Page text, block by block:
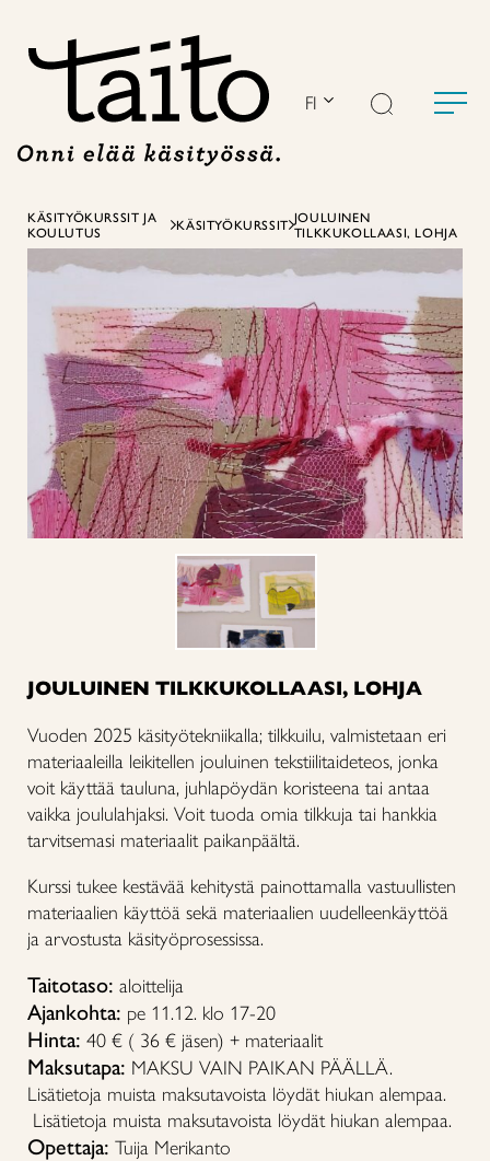
FI
KÄSITYÖKURSSIT JA
KOULUTUS
KÄSITYÖKURSSIT JOULUINEN
TILKKUKOLLAASI, LOHJA
JOULUINEN TILKKUKOLLAASI, LOHJA
Vuoden 2025 käsityötekniikalla; tilkkuilu, valmistetaan eri
materiaaleilla leikitellen jouluinen tekstiilitaideteos, jonka
voit käyttää tauluna, juhlapöydän koristeena tai antaa
vaikka joululahjaksi. Voit tuoda omia tilkkuja tai hankkia
tarvitsemasi materiaalit paikanpäältä.
Kurssi tukee kestävää kehitystä painottamalla vastuullisten
materiaalien käyttöä sekä materiaalien uudelleenkäyttöä
ja arvostusta käsityöprosessissa.
Taitotaso: aloittelija
Ajankohta: pe 11.12. klo 17-20
Hinta: 40 € ( 36 € jäsen) + materiaalit
Maksutapa: MAKSU VAIN PAIKAN PÄÄLLÄ.
Lisätietoja muista maksutavoista löydät hiukan alempaa.
Lisätietoja muista maksutavoista löydät hiukan alempaa.
Opettaja: Tuija Merikanto